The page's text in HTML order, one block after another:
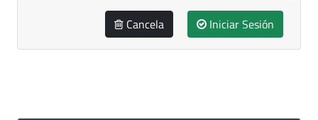
Cancela Iniciar Sesión